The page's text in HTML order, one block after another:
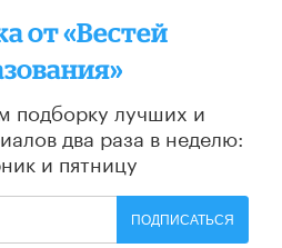
от «Вестей
подборку лучших и
два раза в неделю:
и пятницу
ПОДПИСАТЬСЯ